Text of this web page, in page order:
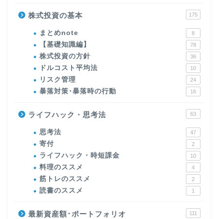
株式投資の基本 175
まとめnote 8
【基礎知識編】 78
株式投資の方針 36
ドルコスト平均法 10
リスク管理 24
暴落対策･暴落時の行動 16
ライフハック・思考法 63
思考法 47
寄付 2
ライフハック・時短課金 10
料理のススメ 4
筋トレのススメ 2
読書のススメ 1
最新資産額･ポートフォリオ 111